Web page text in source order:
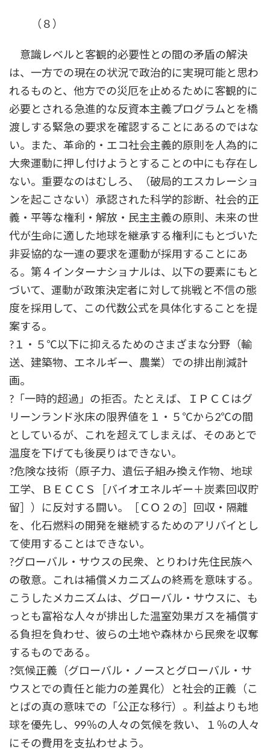
（８）
意識レベルと客観的必要性との間の矛盾の解決
は、一方での現在の状況で政治的に実現可能と思わ
れるものと、他方での災厄を止めるために客観的に
必要とされる急進的な反資本主義プログラムとを橋
渡しする緊急の要求を確認することにあるのではな
い。また、革命的・エコ社会主義的原則を人為的に
大衆運動に押し付けようとすることの中にも存在し
ない。重要なのはむしろ、（破局的エスカレーショ
ンを起こさない）承認された科学的診断、社会的正
義・平等な権利・解放・民主主義の原則、未来の世
代が生命に適した地球を継承する権利にもとづいた
非妥協的な一連の要求を運動が採用することにあ
る。第４インターナショナルは、以下の要素にもと
づいて、運動が政策決定者に対して挑戦と不信の態
度を採用して、この代数公式を具体化することを提
案する。
?１・５℃以下に抑えるためのさまざまな分野（輸
送、建築物、エネルギー、農業）での排出削減計
画。
?「一時的超過」の拒否。たとえば、ＩＰＣＣはグ
リーンランド氷床の限界値を１・５℃から2℃の間
としているが、これを超えてしまえば、そのあとで
温度を下げても後戻りはできない。
?危険な技術（原子力、遺伝子組み換え作物、地球
工学、ＢＥＣＣＳ［バイオエネルギー＋炭素回収貯
留］）に反対する闘い。［ＣＯ２の］回収・隔離
を、化石燃料の開発を継続するためのアリバイとし
て使用することはできない。
?グローバル・サウスの民衆、とりわけ先住民族へ
の敬意。これは補償メカニズムの終焉を意味する。
こうしたメカニズムは、グローバル・サウスに、も
っとも富裕な人々が排出した温室効果ガスを補償す
る負担を負わせ、彼らの土地や森林から民衆を収奪
するものである。
?気候正義（グローバル・ノースとグローバル・サ
ウスとでの責任と能力の差異化）と社会的正義（こ
とばの真の意味での「公正な移行）。利益よりも地
球を優先し、99％の人々の気候を救い、１％の人々
にその費用を支払わせよう。